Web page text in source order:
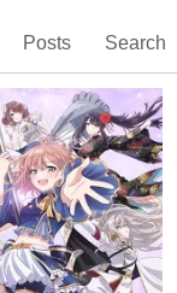
Posts Search